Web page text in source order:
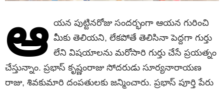
ఆ యన పుట్టినరోజు సందర్భంగా ఆయన గురించి
మీకు తెలియని, లేకపోతే తెలిసినా పెద్దగా గుర్తు
లేని విషయాలను మరోసారి గుర్తు చేసే ప్రయత్నం
చేస్తున్నాం. ప్రభాస్ కృష్ణంరాజు సోదరుడు సూర్యనారాయణ
రాజు, శివకుమారి దంపతులకు జన్మించారు. ప్రభాస్ పూర్తి పేరు